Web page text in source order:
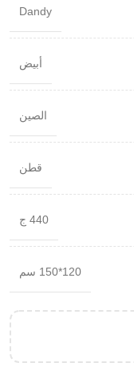
Dandy
أبيض
الصين
قطن
440 ج
120*150 سم